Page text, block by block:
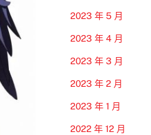
2023 年 5 月
2023 年 4 月
2023 年 3 月
2023 年 2 月
2023 年 1 月
2022 年 12 月